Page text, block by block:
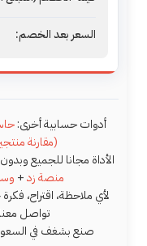
السعر بعد الخصم:
أدوات حسابية أخرى:
(مقارنة
الأداة مجانا للجميع
منصة زد+
لأي ملاحظة، اقتراح،
تواصل
صنع بشغف في السعودية | © 2025